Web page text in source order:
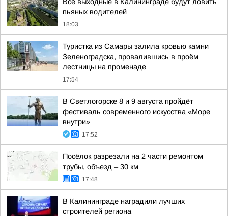
пьяных водителей
18:03
Туристка из Самары залила кровью камни
Зеленоградска, провалившись в проём
лестницы на променаде
17:54
В Светлогорске 8 и 9 августа пройдёт
фестиваль современного искусства «Море
внутри»
17:52
Посёлок разрезали на 2 части ремонтом
трубы, объезд – 30 км
17:48
В Калининграде наградили лучших
строителей региона